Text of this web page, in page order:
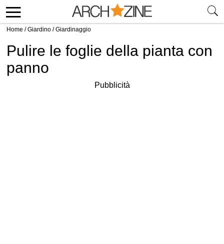
Home /Giardino /Giardinaggio
Pulire le foglie della pianta con
panno
Pubblicità